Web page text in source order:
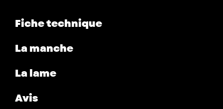
Fiche technique
La manche
La lame
Avis